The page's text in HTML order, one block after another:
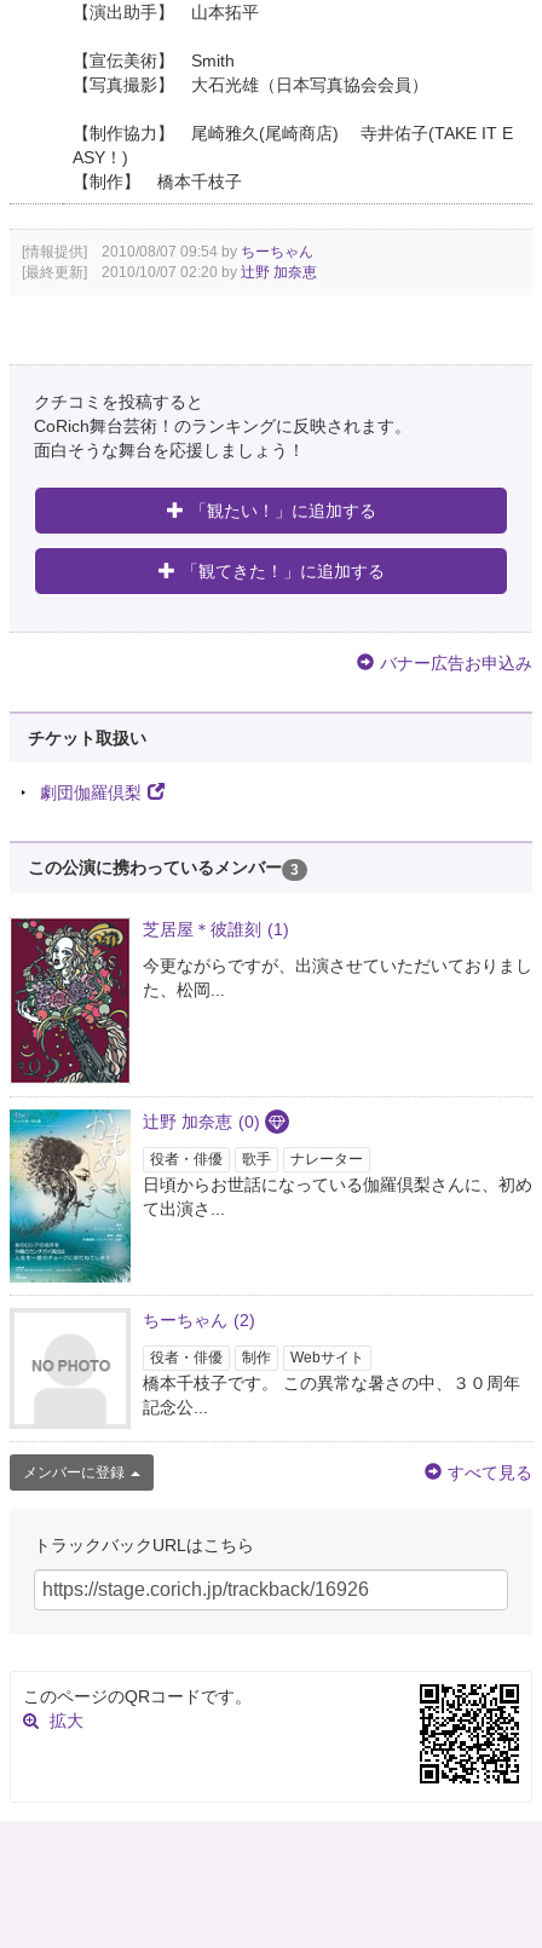
【演出助手】 山本拓平
【宣伝美術】 Smith
【写真撮影】 大石光雄（日本写真協会会員）
【制作協力】 尾崎雅久(尾崎商店) 寺井佑子(TAKE IT E
ASY！)
【制作】 橋本千枝子
[情報提供] 2010/08/07 09:54 by ちーちゃん
[最終更新] 2010/10/07 02:20 by 辻野 加奈恵
クチコミを投稿すると
CoRich舞台芸術！のランキングに反映されます。
面白そうな舞台を応援しましょう！
「観たい！」に追加する
「観てきた！」に追加する
バナー広告お申込み
チケット取扱い
劇団伽羅倶梨
この公演に携わっているメンバー 3
芝居屋＊彼誰刻 (1)
今更ながらですが、出演させていただいておりまし
た、松岡...
辻野 加奈恵 (0)
役者・俳優 歌手 ナレーター
日頃からお世話になっている伽羅倶梨さんに、初め
て出演さ...
ちーちゃん (2)
役者・俳優 制作 Webサイト
橋本千枝子です。 この異常な暑さの中、３０周年
記念公...
メンバーに登録 すべて見る
トラックバックURLはこちら
このページのQRコードです。
拡大